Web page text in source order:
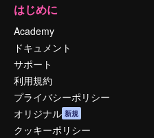
はじめに
Academy
ドキュメント
サポート
利用規約
プライバシーポリシー
オリジナル 新規
クッキーポリシー